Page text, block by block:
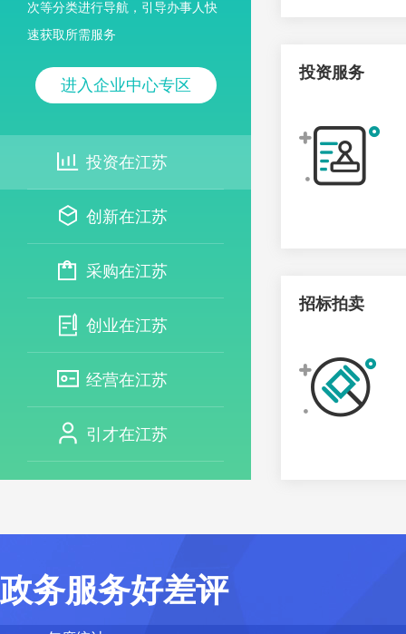
次等分类进行导航，引导办事人快
速获取所需服务
进入企业中心专区
投资在江苏
创新在江苏
采购在江苏
创业在江苏
经营在江苏
引才在江苏
投资服务
招标拍卖
政务服务好差评